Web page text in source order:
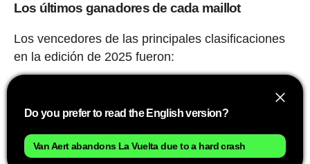
Los últimos ganadores de cada maillot
Los vencedores de las principales clasificaciones
en la edición de 2025 fueron:
Pogacar
Jonathan Milan
Do you prefer to read the English version?
Van Aert abandons La Vuelta due to a hard crash